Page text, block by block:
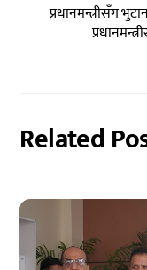
प्रधानमन्त्रीसँग
Related